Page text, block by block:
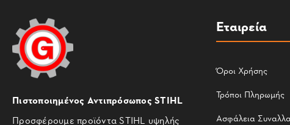
Πιστοποιημένος Αντιπρόσωπος STIHL
Προσφέρουμε προϊόντα STIHL υψηλής
Εταιρεία
Όροι Χρήσης
Τρόποι Πληρωμής
Ασφάλεια